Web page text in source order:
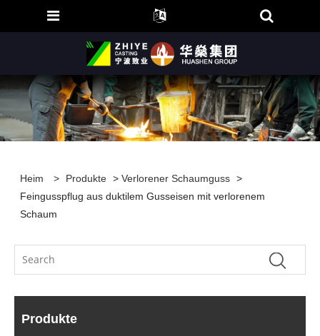
Heim > Produkte >Verlorener Schaumguss >
Feingusspflug aus duktilem Gusseisen mit verlorenem
Schaum
Produkte